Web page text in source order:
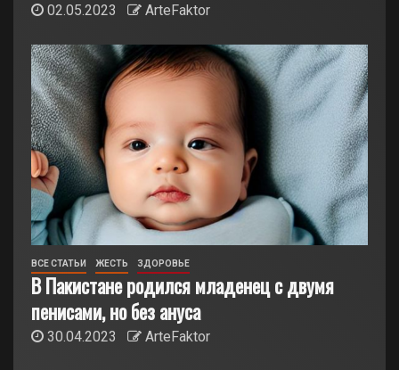
02.05.2023 ArteFaktor
ВСЕ СТАТЬИ ЖЕСТЬ ЗДОРОВЬЕ
В Пакистане родился младенец с двумя
пенисами, но без ануса
30.04.2023 ArteFaktor